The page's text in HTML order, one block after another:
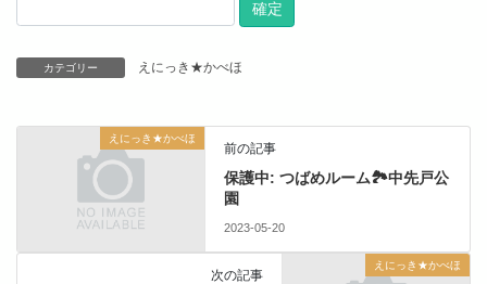
カテゴリー えにっき★かべほ
えにっき★かべほ
前の記事
保護中: つばめルーム🏞中先戸公
園
2023-05-20
えにっき★かべほ
次の記事